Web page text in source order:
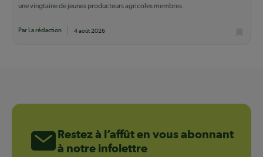
une vingtaine de jeunes producteurs agricoles membres.
Par La rédaction 4 août 2026
Restez à l’affût en vous abonnant
à notre infolettre